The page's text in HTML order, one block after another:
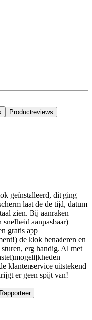
Productreviews
geïnstalleerd, dit ging
laat de de tijd, datum
zien. Bij aanraken
aanpasbaar).
gratis app
de klok benaderen en
erg handig. Al met
klantenservice uitstekend
er geen spijt van!